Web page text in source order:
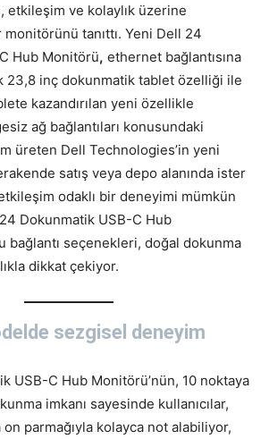
etkileşim ve kolaylık üzerine
tanıttı. Yeni Dell 24
Hub Monitörü, ethernet bağlantısına
23,8 inç dokunmatik tablet özelliği ile
kazandırılan yeni özellikle
ağ bağlantıları konusundaki
üreten Dell Technologies’in yeni
satış veya depo alanında ister
odaklı bir deneyimi mümkün
Dokunmatik USB-C Hub
bağlantı seçenekleri, doğal dokunma
dikkat çekiyor.
sezgisel deneyim
USB-C Hub Monitörü’nün, 10 noktaya
imkanı sayesinde kullanıcılar,
on parmağıyla kolayca not alabiliyor,